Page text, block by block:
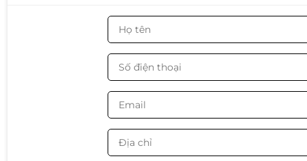
Độ ồn quạt: ~28 dBA
Tốc độ bơm: ~3000 RPM ±10%
Màn hình: LCD Display hiển thị nhiệt độ / hình ảnh tùy
Tuổi thọ quạt: ~40.000 giờ